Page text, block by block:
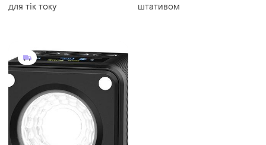
для тік току
штативом